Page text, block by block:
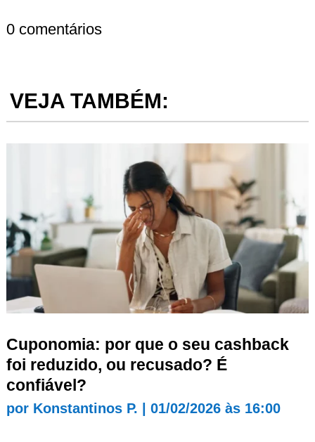
0 comentários
VEJA TAMBÉM:
Cuponomia: por que o seu cashback
foi reduzido, ou recusado? É
confiável?
por Konstantinos P. 01/02/2026 às 16:00